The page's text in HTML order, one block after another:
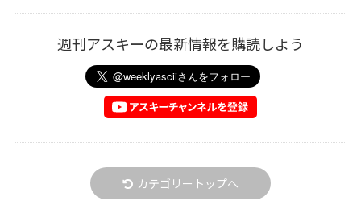
週刊アスキーの最新情報を購読しよう
カテゴリートップへ